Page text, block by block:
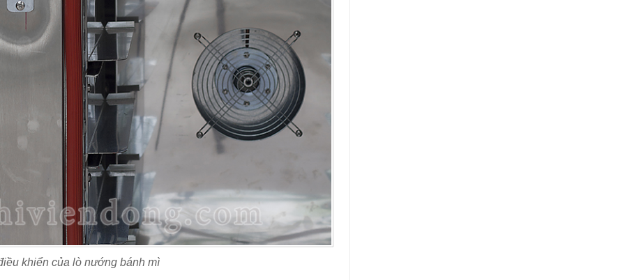
khiển của lò nướng bánh mì